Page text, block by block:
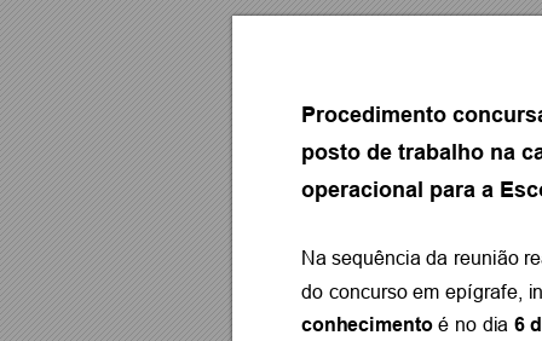
Procedimento
posto de trabalho na
operacional para a
Na sequência da reunião
do concurso em epígrafe,
conhecimento é no dia 6